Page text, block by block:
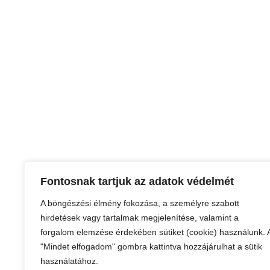
Fontosnak tartjuk az adatok védelmét
A böngészési élmény fokozása, a személyre szabott
hirdetések vagy tartalmak megjelenítése, valamint a
forgalom elemzése érdekében sütiket (cookie) használunk.
"Mindet elfogadom" gombra kattintva hozzájárulhat a sütik
használatához.